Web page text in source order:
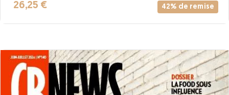
42% de remise
26,25 €